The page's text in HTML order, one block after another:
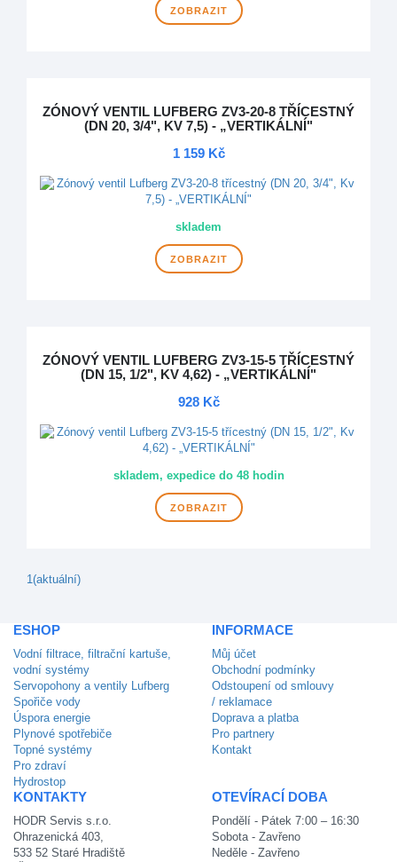
ZOBRAZIT
ZÓNOVÝ VENTIL LUFBERG ZV3-20-8 TŘÍCESTNÝ
(DN 20, 3/4", KV 7,5) - „VERTIKÁLNÍ"
1 159 Kč
skladem
ZOBRAZIT
ZÓNOVÝ VENTIL LUFBERG ZV3-15-5 TŘÍCESTNÝ
(DN 15, 1/2", KV 4,62) - „VERTIKÁLNÍ"
928 Kč
skladem, expedice do 48 hodin
ZOBRAZIT
1(aktuální)
ESHOP
Vodní filtrace, filtrační kartuše,
vodní systémy
Servopohony a ventily Lufberg
Spořiče vody
Úspora energie
Plynové spotřebiče
Topné systémy
Pro zdraví
Hydrostop
INFORMACE
Můj účet
Obchodní podmínky
Odstoupení od smlouvy
/ reklamace
Doprava a platba
Pro partnery
Kontakt
KONTAKTY
HODR Servis s.r.o.
Ohrazenická 403,
533 52 Staré Hradiště
OTEVÍRACÍ DOBA
Pondělí - Pátek 7:00 – 16:30
Sobota - Zavřeno
Neděle - Zavřeno